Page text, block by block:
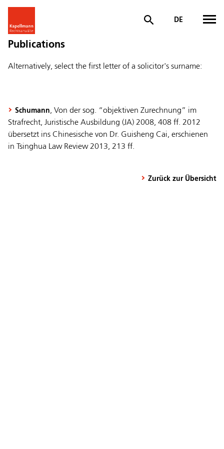
DE
Publications
Alternatively, select the first letter of a solicitor's surname:
Schumann, Von der sog. “objektiven Zurechnung” im
Strafrecht, Juristische Ausbildung (JA) 2008, 408 ff. 2012
übersetzt ins Chinesische von Dr. Guisheng Cai, erschienen
in Tsinghua Law Review 2013, 213 ff.
Zurück zur Übersicht